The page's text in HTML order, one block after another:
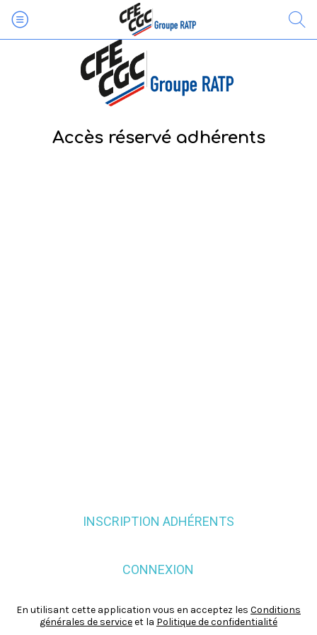
Accès réservé adhérents
INSCRIPTION ADHÉRENTS
CONNEXION
En utilisant cette application vous en acceptez les Conditions
générales de serviceet la Politique de confidentialité